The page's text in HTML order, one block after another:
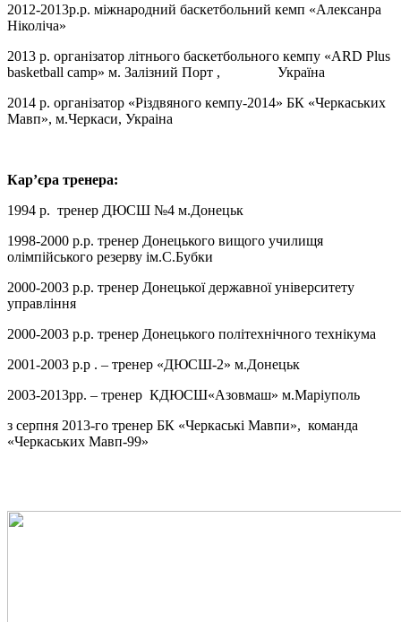
2012-2013р.р. міжнародний баскетбольний кемп «Алексанра
Ніколіча»
2013 р. організатор літнього баскетбольного кемпу «ARD Plus
basketball camp» м. Залізний Порт , Україна
2014 р. організатор «Різдвяного кемпу-2014» БК «Черкаських
Мавп», м.Черкаси, Украіна
Кар’єра тренера:
1994 р. тренер ДЮСШ №4 м.Донецьк
1998-2000 р.р. тренер Донецького вищого училищя
олімпійського резерву ім.С.Бубки
2000-2003 р.р. тренер Донецької державної університету
управління
2000-2003 р.р. тренер Донецького політехнічного технікума
2001-2003 р.р . – тренер «ДЮСШ-2» м.Донецьк
2003-2013рр. – тренер КДЮСШ«Азовмаш» м.Маріуполь
з серпня 2013-го тренер БК «Черкаські Мавпи», команда
«Черкаських Мавп-99»